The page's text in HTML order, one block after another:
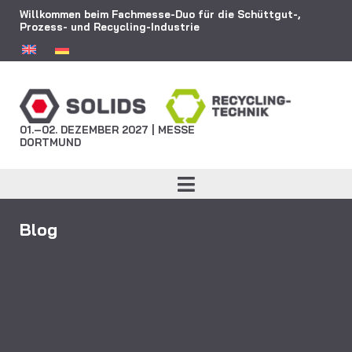
Willkommen beim Fachmesse-Duo für die Schüttgut-,
Prozess- und Recycling-Industrie
01.–02. DEZEMBER 2027 | MESSE
DORTMUND
Blog